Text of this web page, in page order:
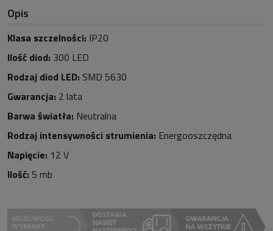
Opis
Klasa szczelności: IP20
Ilość diod: 300 LED
Rodzaj diod LED: SMD 5630
Gwarancja: 2 lata
Barwa światła: Neutralna
Rodzaj intensywności strumienia: Energooszczędna
Napięcie: 12 V
Ilość: 5 mb